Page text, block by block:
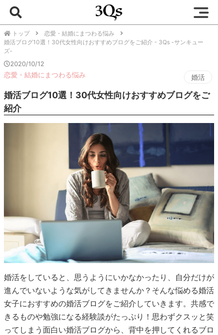
トップ
恋愛・結婚にまつわる悩み
婚活ブログ10選！30代女性向けおすすめブログをご紹介 - 3Qs -サンキュー
ズ-
2020/10/12
恋愛・結婚にまつわる悩み 婚活
婚活ブログ10選！30代女性向けおすすめブログをご
紹介
婚活をしていると、思うようにいかなかったり、自分だけが
進んでいないような気がしてきませんか？そんな悩める婚活
女子におすすめの婚活ブログをご紹介していきます。共感で
きるものや勉強になる経験談がたっぷり！思わずクスッと笑
ってしまう面白い婚活ブログから、背中を押してくれるブロ